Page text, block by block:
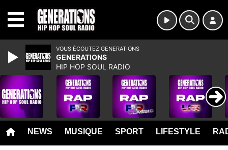
NEWS MUSIQUE SPORT LIFESTYLE
VOUS ÉCOUTEZ GENERATIONS
GENERATIONS
HIP HOP SOUL RADIO